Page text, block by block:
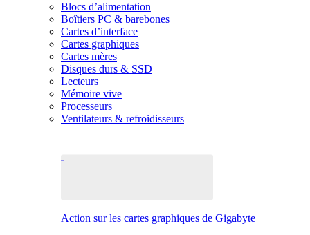
Blocs d’alimentation
Boîtiers PC & barebones
Cartes d’interface
Cartes graphiques
Cartes mères
Disques durs & SSD
Lecteurs
Mémoire vive
Processeurs
Ventilateurs & refroidisseurs
Action sur les cartes graphiques de Gigabyte